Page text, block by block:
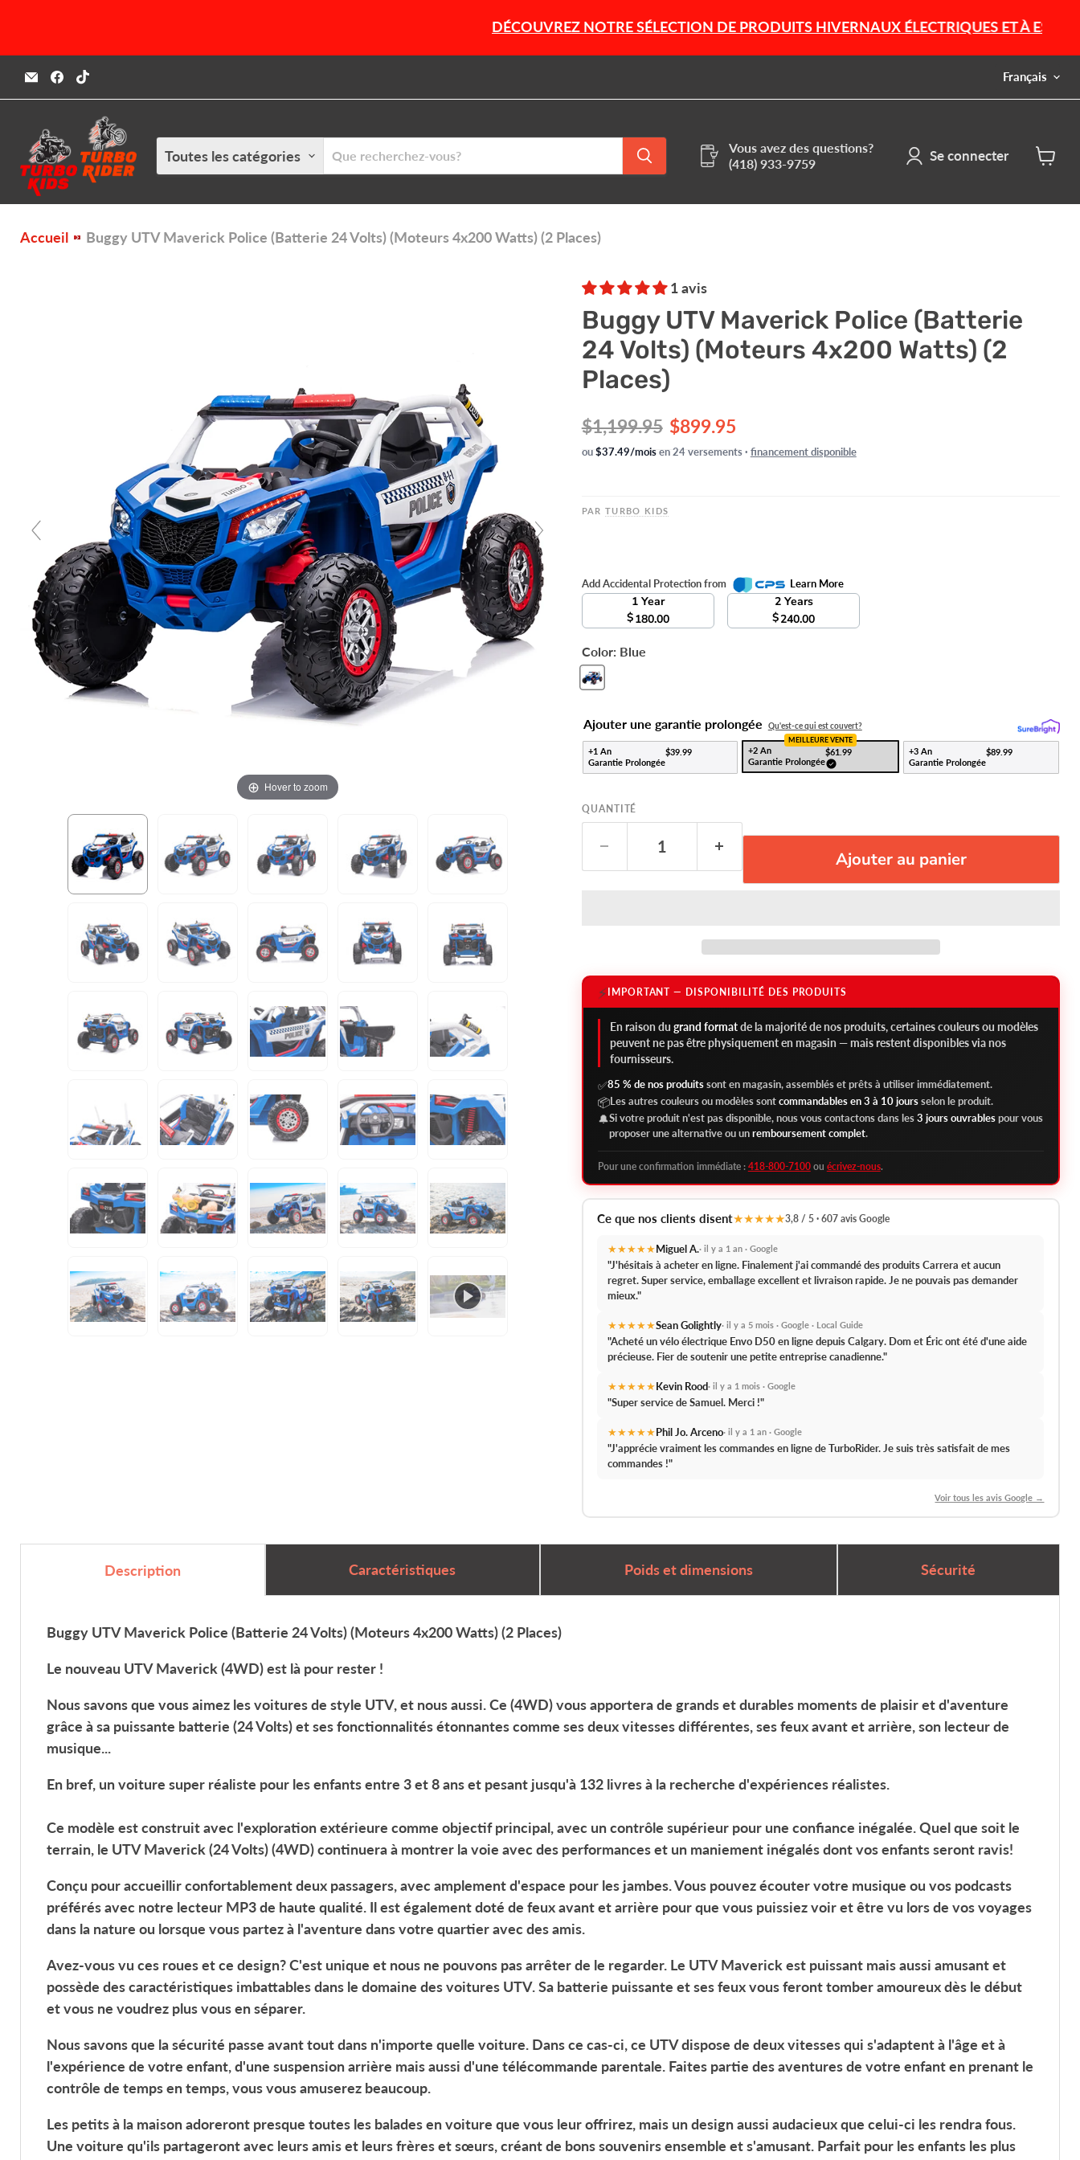
DÉCOUVREZ NOTRE SÉLECTION DE PRODUITS HIVERNAUX ÉLECTRIQUES ET À ESSENCE !!!
Email
Turbokids.ca
Trouvez-
nous
sur
Facebook
sur
TikTok
Langue
Français
Toutes les catégories
Vous avez des questions?
(418) 933-9759
Se connecter
panier
Accueil
Buggy UTV Maverick Police (Batterie 24 Volts) (Moteurs 4x200 Watts) (2 Places)
Hover to zoom
Buggy UTV Maverick Police (Batterie
24 Volts) (Moteurs 4x200 Watts) (2
Places)
PARTURBO KIDS
1 avis
Prix d'origine
$1,199.95 Prix actuel
$899.95
ou$37.49/moisen 24 versements · financement disponible
Add Accidental Protection from Learn More
1 Year
$180.00
2 Years
$240.00
Color: Blue
Ajouter une garantie prolongée Qu'est-ce qui est couvert?
+1 An
Garantie Prolongée
$39.99
MEILLEURE VENTE
+2 An
Garantie Prolongée
$61.99
+3 An
Garantie Prolongée
$89.99
QUANTITÉ
Ajouter au panier
⚡ IMPORTANT — DISPONIBILITÉ DES PRODUITS
En raison du grand formatde la majorité de nos produits, certaines couleurs ou modèles
peuvent ne pas être physiquement en magasin — mais restent disponibles via nos
fournisseurs.
✅85 % de nos produitssont en magasin, assemblés et prêts à utiliser immédiatement.
📦Les autres couleurs ou modèles sontcommandables en 3 à 10 joursselon le produit.
🔔Si votre produit n'est pas disponible, nous vous contactons dans les3 jours ouvrablespour vous
proposer une alternative ou unremboursement complet.
Pour une confirmation immédiate : 418-800-7100ou écrivez-nous.
Ce que nos clients disent★★★★★3,8 / 5 · 607 avis Google
★★★★★Miguel A.· il y a 1 an · Google
"J'hésitais à acheter en ligne. Finalement j'ai commandé des produits Carrera et aucun
regret.Super service, emballage excellent et livraison rapide.Je ne pouvais pas demander
mieux."
★★★★★Sean Golightly· il y a 5 mois · Google · Local Guide
"Acheté un vélo électrique Envo D50 en ligne depuis Calgary. Dom et Éric ont été d'une aide
précieuse. Fier de soutenir une petite entreprise canadienne."
★★★★★Kevin Rood· il y a 1 mois · Google
"Super service de Samuel. Merci !"
★★★★★Phil Jo. Arceno· il y a 1 an · Google
"J'apprécie vraiment les commandes en ligne de TurboRider.Je suis très satisfait de mes
commandes !"
Voir tous les avis Google →
Description
Buggy UTV Maverick Police (Batterie 24 Volts) (Moteurs 4x200 Watts) (2 Places)
Le nouveau UTV Maverick (4WD)est là pour rester !
Nous savons que vous aimez les voitures de style UTV, et nous aussi.Ce (4WD)vous apportera de grands et durables moments de plaisir et d'aventure
grâce à sa puissante batterie (24 Volts)et ses fonctionnalités étonnantes comme ses deux vitesses différentes, ses feux avant et arrière, son lecteur de
musique...
En bref, un voiture super réaliste pour les enfants entre 3 et 8 ans et pesant jusqu'à 132 livres à la recherche d'expériences réalistes.
Ce modèle est construit avec l'exploration extérieure comme objectif principal, avec un contrôle supérieur pour une confiance inégalée. Quel que soit le
terrain, le UTV Maverick (24 Volts)(4WD)continuera à montrer la voie avec des performances et un maniement inégalés dont vos enfants seront ravis!
Conçu pour accueillir confortablement deux passagers, avec amplement d'espace pour les jambes. Vous pouvez écouter votre musique ou vos podcasts
préférés avec notre lecteur MP3 de haute qualité. Il est également doté de feux avant et arrière pour que vous puissiez voir et être vu lors de vos voyages
dans la nature ou lorsque vous partez à l'aventure dans votre quartier avec des amis.
Avez-vous vu ces roues et ce design? C'est unique et nous ne pouvons pas arrêter de le regarder. Le UTV Maverick est puissant mais aussi amusant et
possède des caractéristiques imbattables dans le domaine des voitures UTV. Sa batterie puissante et ses feux vous feront tomber amoureux dès le début
et vous ne voudrez plus vous en séparer.
Nous savons que la sécurité passe avant tout dans n'importe quelle voiture. Dans ce cas-ci, ce UTV dispose de deux vitesses qui s'adaptent à l'âge et à
l'expérience de votre enfant, d'une suspension arrière mais aussi d'une télécommande parentale. Faites partie des aventures de votre enfant en prenant le
contrôle de temps en temps, vous vous amuserez beaucoup.
Les petits à la maison adoreront presque toutes les balades en voiture que vous leur offrirez, mais un design aussi audacieux que celui-ci les rendra fous.
Une voiture qu'ils partageront avec leurs amis et leurs frères et sœurs, créant de bons souvenirs ensemble et s'amusant. Parfait pour les enfants les plus
Caractéristiques Poids et dimensions Sécurité